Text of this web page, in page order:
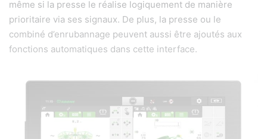
même si la presse le réalise logiquement de manière
prioritaire via ses signaux. De plus, la presse ou le
combiné d’enrubannage peuvent aussi être ajoutés aux
fonctions automatiques dans cette interface.